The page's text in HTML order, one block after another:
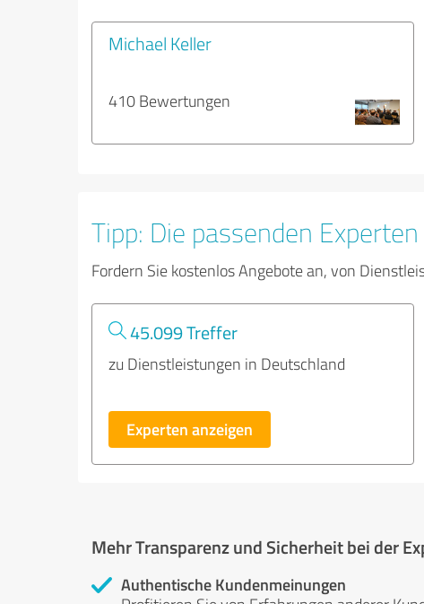
Michael Keller
410 Bewertungen
Tipp: Die passenden
Fordern Sie kostenlos Angebote an, von
45.099 Treffer
zu Dienstleistungen in Deutschland
Experten anzeigen
Mehr Transparenz und Sicherheit bei der
Authentische Kundenmeinungen